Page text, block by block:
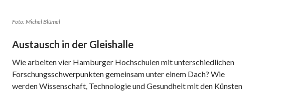
Foto: Michel Blümel
Austausch in der Gleishalle
Wie arbeiten vier Hamburger Hochschulen mit unterschiedlichen
Forschungsschwerpunkten gemeinsam unter einem Dach? Wie
werden Wissenschaft, Technologie und Gesundheit mit den Künsten